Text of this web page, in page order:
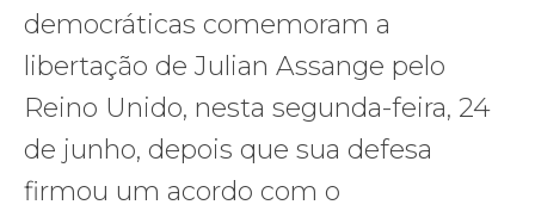
democráticas comemoram a
libertação de Julian Assange pelo
Reino Unido, nesta segunda-feira, 24
de junho, depois que sua defesa
firmou um acordo com o